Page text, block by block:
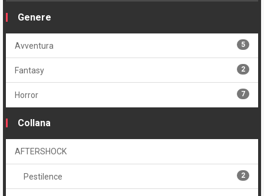
Volume
Brossurato 3
Brossurato variant 2
2
Genere
Avventura 5
Fantasy 2
Horror 7
Collana
AFTERSHOCK
Pestilence 2